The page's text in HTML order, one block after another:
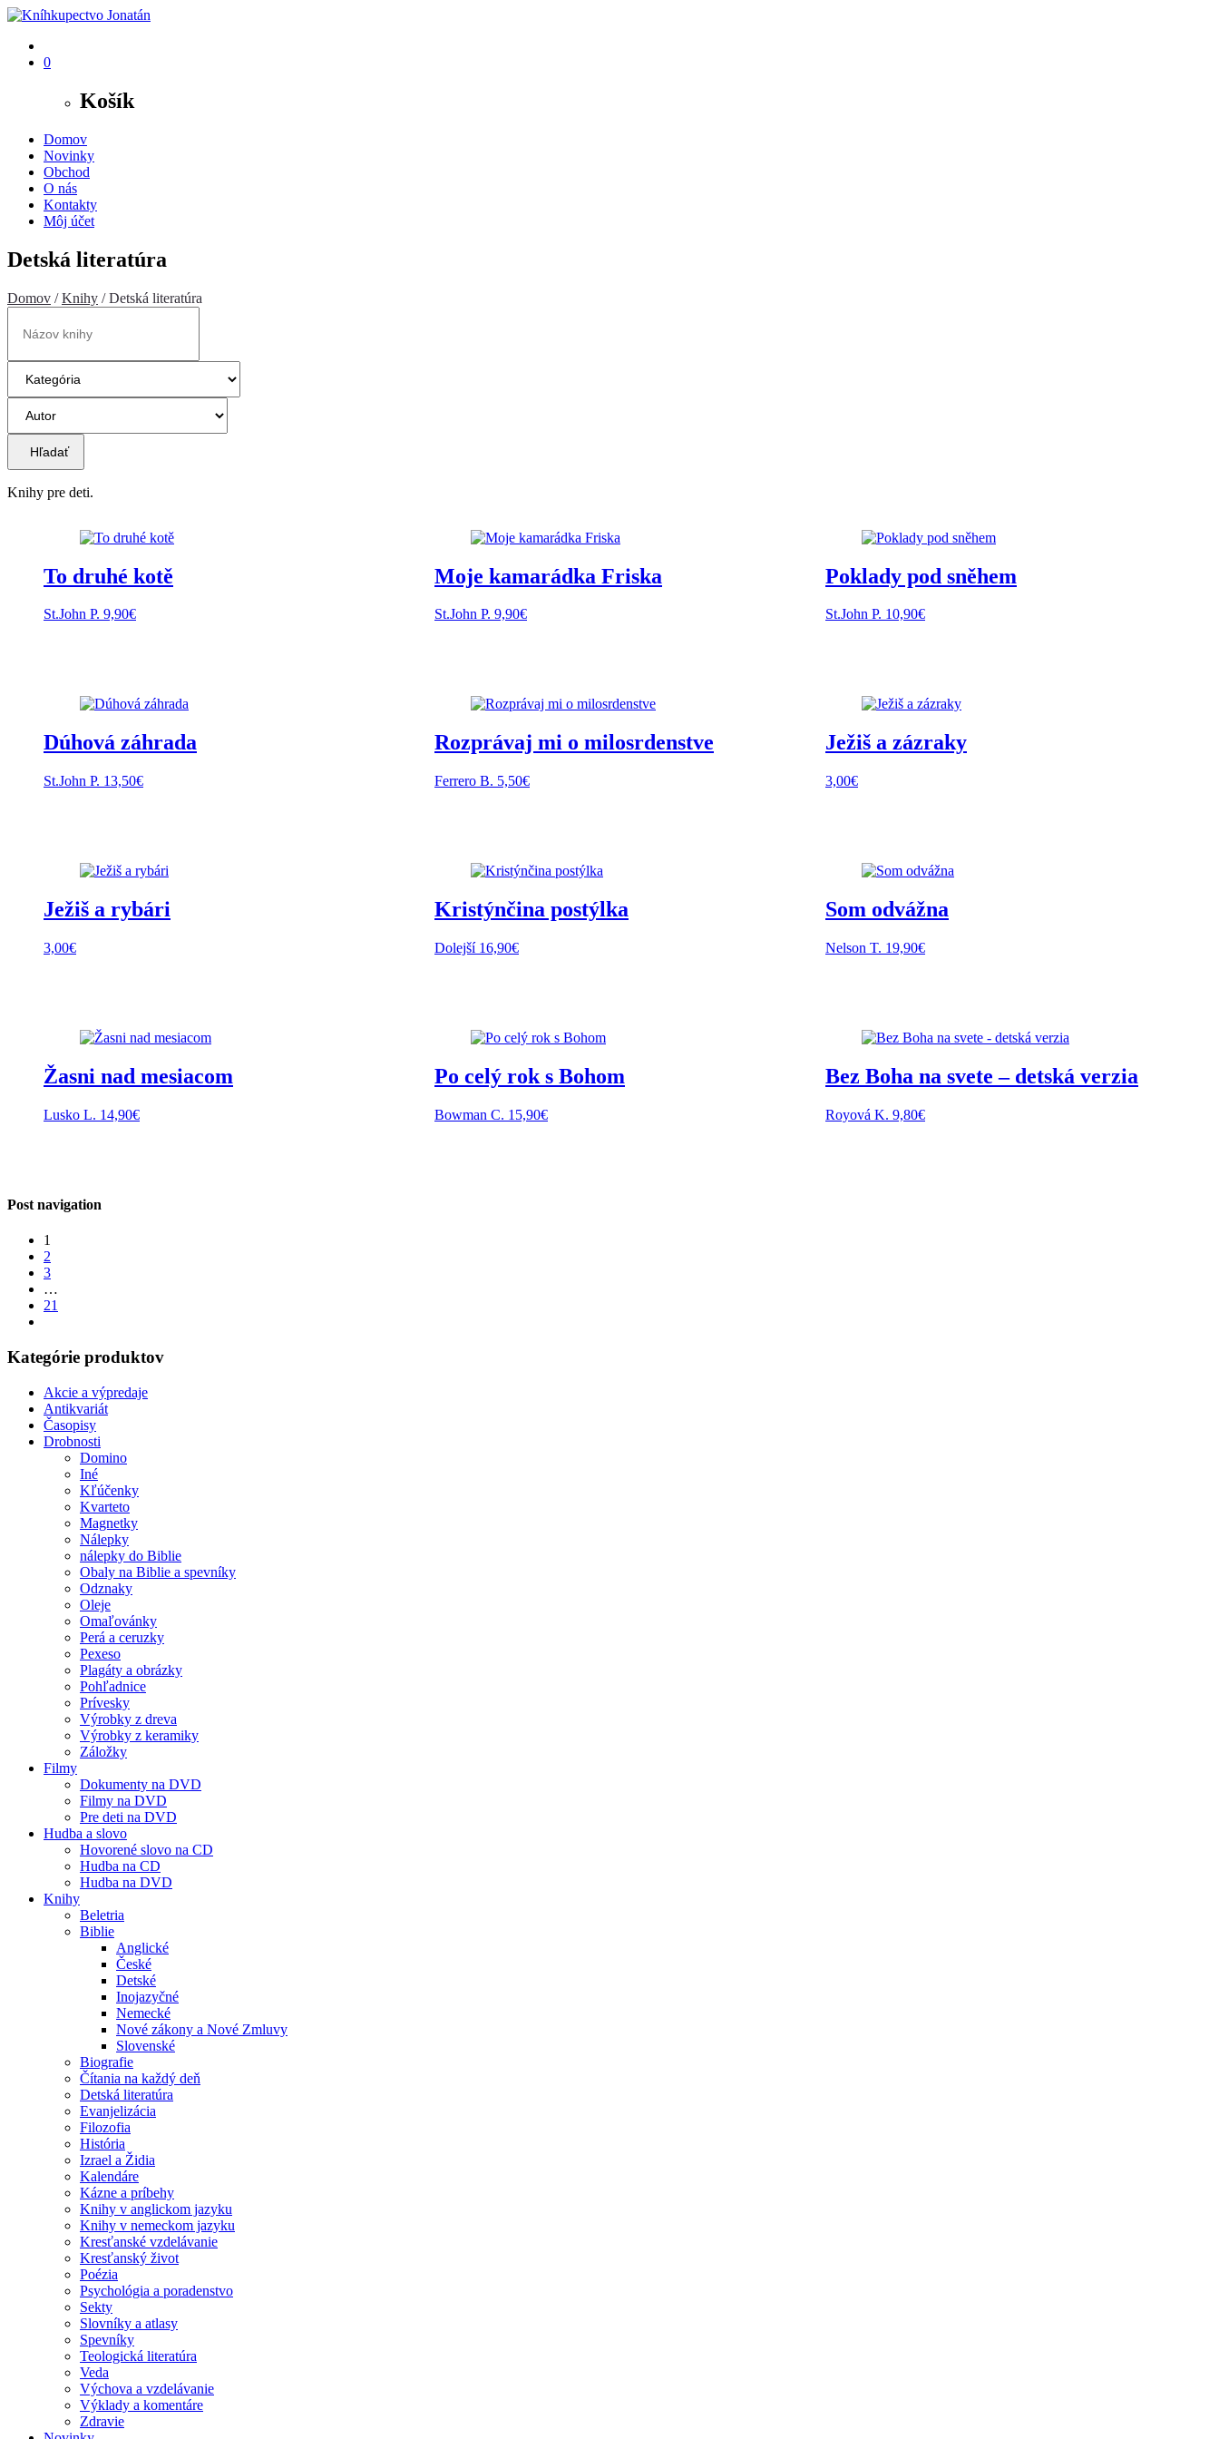
0
Košík
Domov
Novinky
Obchod
O nás
Kontakty
Môj účet
Detská literatúra
Domov /Knihy / Detská literatúra
Hľadať
Knihy pre deti.
To druhé kotě
St.John P. 9,90€
Moje kamarádka Friska
St.John P. 9,90€
Poklady pod sněhem
St.John P. 10,90€
Dúhová záhrada
St.John P. 13,50€
Rozprávaj mi o milosrdenstve
Ferrero B. 5,50€
Ježiš a zázraky
3,00€
Ježiš a rybári
3,00€
Kristýnčina postýlka
Dolejší 16,90€
Som odvážna
Nelson T. 19,90€
Žasni nad mesiacom
Lusko L. 14,90€
Po celý rok s Bohom
Bowman C. 15,90€
Bez Boha na svete – detská verzia
Royová K. 9,80€
Post navigation
1
2
3
…
21
Kategórie produktov
Akcie a výpredaje
Antikvariát
Časopisy
Drobnosti
Domino
Iné
Kľúčenky
Kvarteto
Magnetky
Nálepky
nálepky do Biblie
Obaly na Biblie a spevníky
Odznaky
Oleje
Omaľovánky
Perá a ceruzky
Pexeso
Plagáty a obrázky
Pohľadnice
Prívesky
Výrobky z dreva
Výrobky z keramiky
Záložky
Filmy
Dokumenty na DVD
Filmy na DVD
Pre deti na DVD
Hudba a slovo
Hovorené slovo na CD
Hudba na CD
Hudba na DVD
Knihy
Beletria
Biblie
Anglické
České
Detské
Inojazyčné
Nemecké
Nové zákony a Nové Zmluvy
Slovenské
Biografie
Čítania na každý deň
Detská literatúra
Evanjelizácia
Filozofia
História
Izrael a Židia
Kalendáre
Kázne a príbehy
Knihy v anglickom jazyku
Knihy v nemeckom jazyku
Kresťanské vzdelávanie
Kresťanský život
Poézia
Psychológia a poradenstvo
Sekty
Slovníky a atlasy
Spevníky
Teologická literatúra
Veda
Výchova a vzdelávanie
Výklady a komentáre
Zdravie